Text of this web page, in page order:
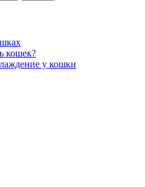
кошек?
у кошки